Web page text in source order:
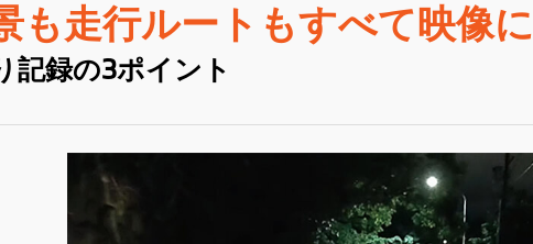
も走行ルートもすべて映像に
記録の3ポイント